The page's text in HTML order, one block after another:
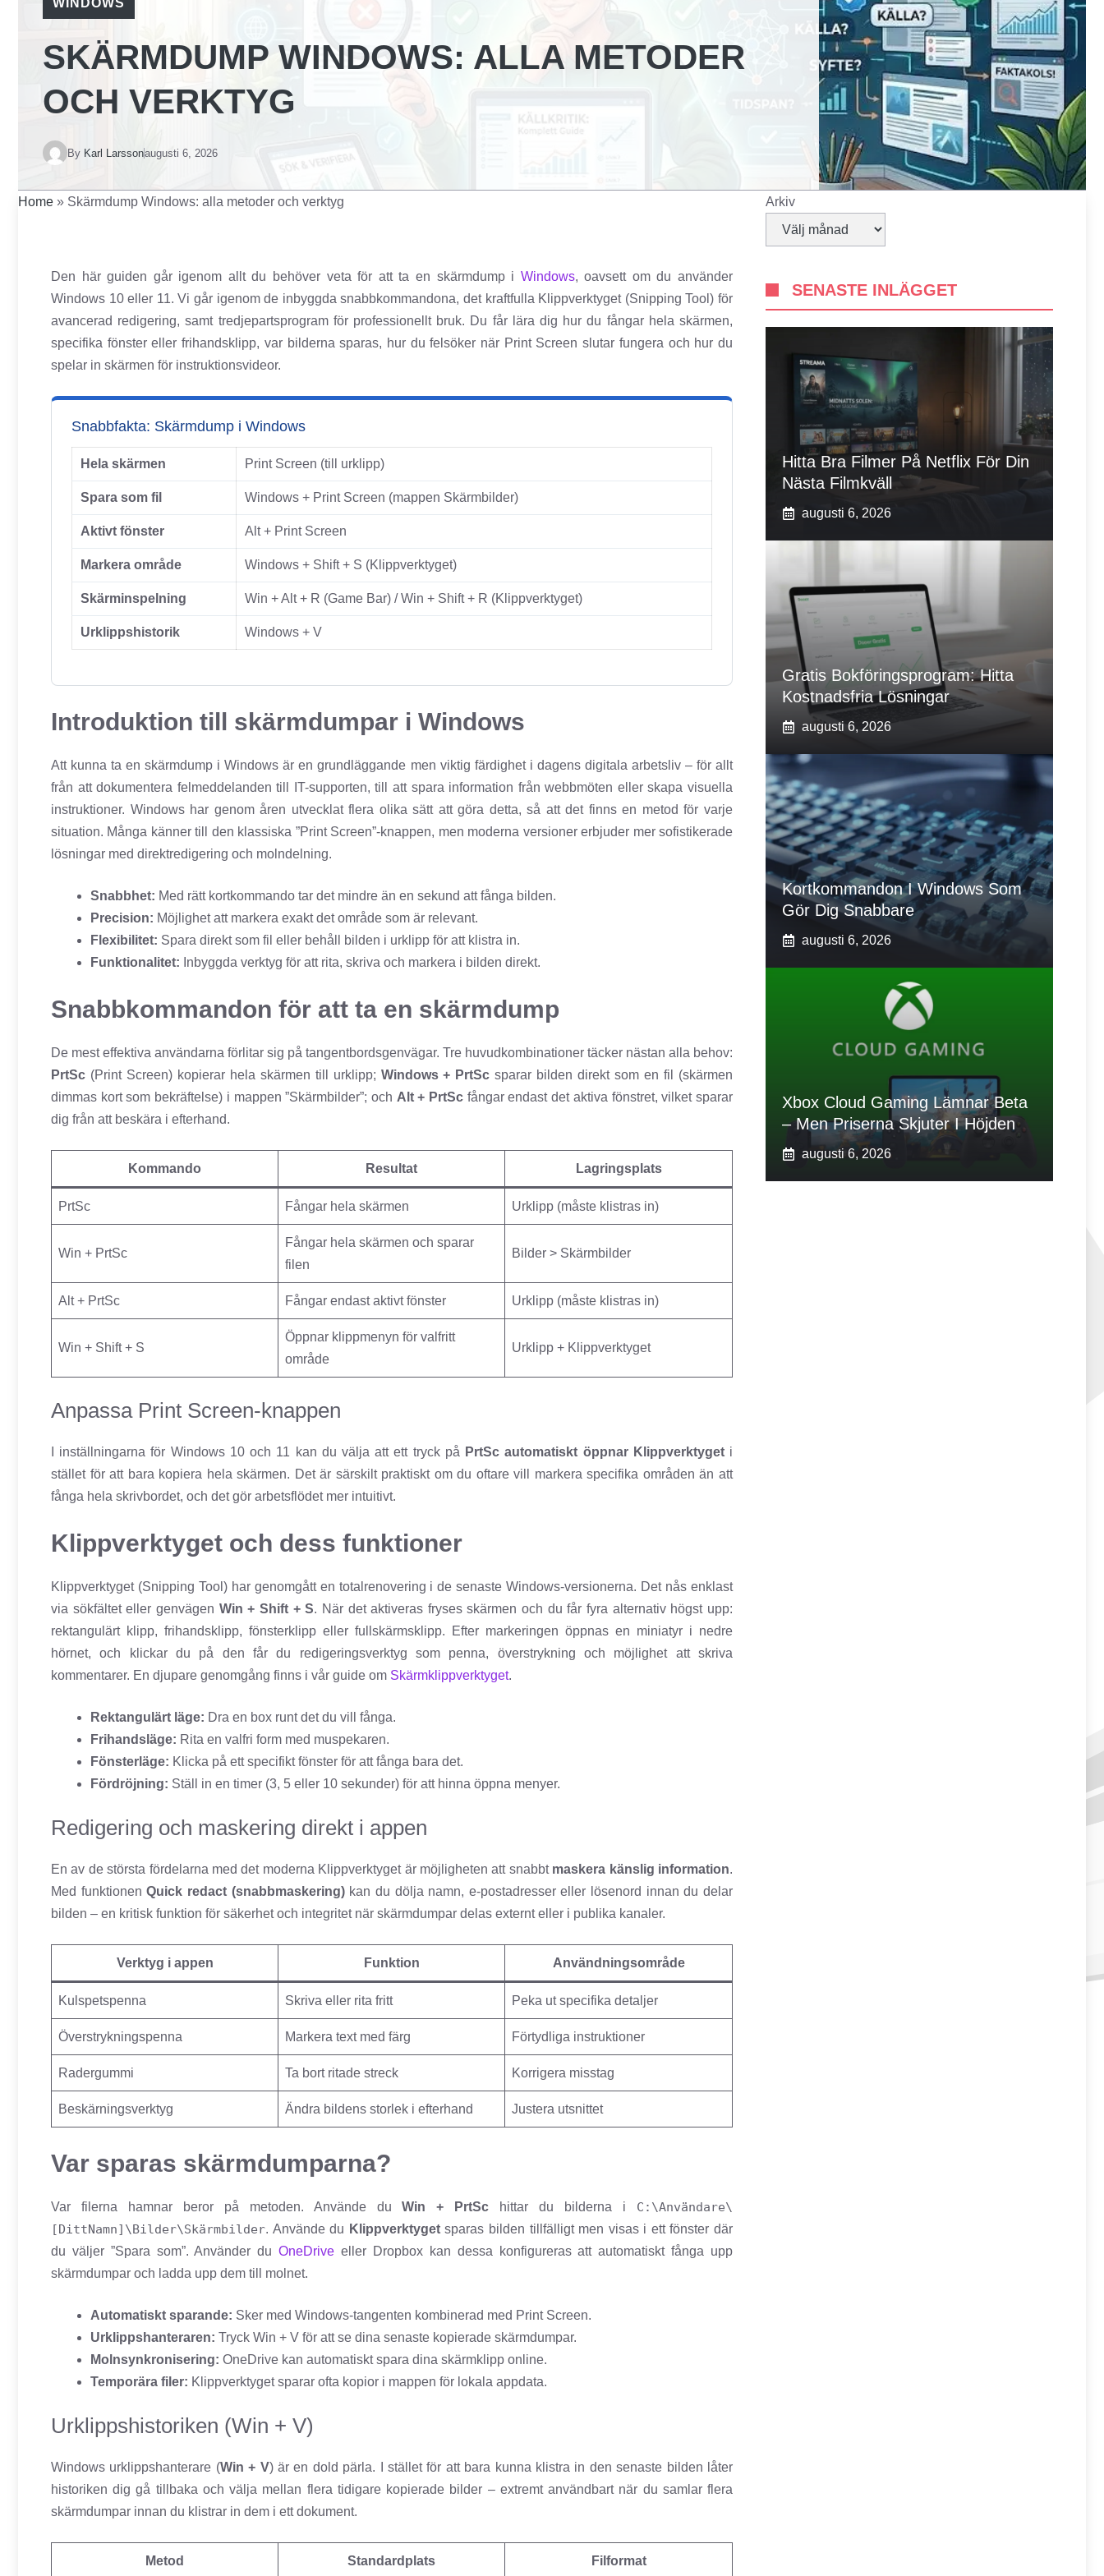
WINDOWS
SKÄRMDUMP WINDOWS: ALLA METODER
OCH VERKTYG
By Karl Larssonaugusti 6, 2026
Home » Skärmdump Windows: alla metoder och verktyg
Den här guiden går igenom allt du behöver veta för att ta en skärmdump i Windows, oavsett om du använder
Windows 10 eller 11. Vi går igenom de inbyggda snabbkommandona, det kraftfulla Klippverktyget (Snipping Tool) för
avancerad redigering, samt tredjepartsprogram för professionellt bruk. Du får lära dig hur du fångar hela skärmen,
specifika fönster eller frihandsklipp, var bilderna sparas, hur du felsöker när Print Screen slutar fungera och hur du
spelar in skärmen för instruktionsvideor.
Snabbfakta: Skärmdump i Windows
Hela skärmen Print Screen (till urklipp)
Spara som fil Windows + Print Screen (mappen Skärmbilder)
Aktivt fönster Alt + Print Screen
Markera område Windows + Shift + S (Klippverktyget)
Skärminspelning Win + Alt + R (Game Bar) / Win + Shift + R (Klippverktyget)
Urklippshistorik Windows + V
Introduktion till skärmdumpar i Windows
Att kunna ta en skärmdump i Windows är en grundläggande men viktig färdighet i dagens digitala arbetsliv – för allt
från att dokumentera felmeddelanden till IT-supporten, till att spara information från webbmöten eller skapa visuella
instruktioner. Windows har genom åren utvecklat flera olika sätt att göra detta, så att det finns en metod för varje
situation. Många känner till den klassiska ”Print Screen”-knappen, men moderna versioner erbjuder mer sofistikerade
lösningar med direktredigering och molndelning.
Snabbhet: Med rätt kortkommando tar det mindre än en sekund att fånga bilden.
Precision: Möjlighet att markera exakt det område som är relevant.
Flexibilitet: Spara direkt som fil eller behåll bilden i urklipp för att klistra in.
Funktionalitet: Inbyggda verktyg för att rita, skriva och markera i bilden direkt.
Snabbkommandon för att ta en skärmdump
De mest effektiva användarna förlitar sig på tangentbordsgenvägar. Tre huvudkombinationer täcker nästan alla behov:
PrtSc (Print Screen) kopierar hela skärmen till urklipp; Windows + PrtSc sparar bilden direkt som en fil (skärmen
dimmas kort som bekräftelse) i mappen ”Skärmbilder”; och Alt + PrtSc fångar endast det aktiva fönstret, vilket sparar
dig från att beskära i efterhand.
Kommando Resultat Lagringsplats
PrtSc Fångar hela skärmen Urklipp (måste klistras in)
Win + PrtSc
Fångar hela skärmen och sparar
filen
Bilder > Skärmbilder
Alt + PrtSc Fångar endast aktivt fönster Urklipp (måste klistras in)
Win + Shift + S
Öppnar klippmenyn för valfritt
område
Urklipp + Klippverktyget
Anpassa Print Screen-knappen
I inställningarna för Windows 10 och 11 kan du välja att ett tryck på PrtSc automatiskt öppnar Klippverktygeti
stället för att bara kopiera hela skärmen. Det är särskilt praktiskt om du oftare vill markera specifika områden än att
fånga hela skrivbordet, och det gör arbetsflödet mer intuitivt.
Klippverktyget och dess funktioner
Klippverktyget (Snipping Tool) har genomgått en totalrenovering i de senaste Windows-versionerna. Det nås enklast
via sökfältet eller genvägen Win + Shift + S. När det aktiveras fryses skärmen och du får fyra alternativ högst upp:
rektangulärt klipp, frihandsklipp, fönsterklipp eller fullskärmsklipp. Efter markeringen öppnas en miniatyr i nedre
hörnet, och klickar du på den får du redigeringsverktyg som penna, överstrykning och möjlighet att skriva
kommentarer. En djupare genomgång finns i vår guide om Skärmklippverktyget.
Rektangulärt läge: Dra en box runt det du vill fånga.
Frihandsläge: Rita en valfri form med muspekaren.
Fönsterläge: Klicka på ett specifikt fönster för att fånga bara det.
Fördröjning: Ställ in en timer (3, 5 eller 10 sekunder) för att hinna öppna menyer.
Redigering och maskering direkt i appen
En av de största fördelarna med det moderna Klippverktyget är möjligheten att snabbt maskera känslig information.
Med funktionenQuick redact (snabbmaskering)kan du dölja namn, e-postadresser eller lösenord innan du delar
bilden – en kritisk funktion för säkerhet och integritet när skärmdumpar delas externt eller i publika kanaler.
Verktyg i appen Funktion Användningsområde
Kulspetspenna Skriva eller rita fritt Peka ut specifika detaljer
Överstrykningspenna Markera text med färg Förtydliga instruktioner
Radergummi Ta bort ritade streck Korrigera misstag
Beskärningsverktyg Ändra bildens storlek i efterhand Justera utsnittet
Var sparas skärmdumparna?
Var filerna hamnar beror på metoden. Använde duWin + PrtSc hittar du bilderna i C:\Användare\
[DittNamn]\Bilder\Skärmbilder. Använde du Klippverktygetsparas bilden tillfälligt men visas i ett fönster där
du väljer ”Spara som”. Använder duOneDrive eller Dropbox kan dessa konfigureras att automatiskt fånga upp
skärmdumpar och ladda upp dem till molnet.
Automatiskt sparande: Sker med Windows-tangenten kombinerad med Print Screen.
Urklippshanteraren: Tryck Win + V för att se dina senaste kopierade skärmdumpar.
Molnsynkronisering: OneDrive kan automatiskt spara dina skärmklipp online.
Temporära filer: Klippverktyget sparar ofta kopior i mappen för lokala appdata.
Urklippshistoriken (Win + V)
Windows urklippshanterare (Win + V) är en dold pärla. I stället för att bara kunna klistra in den senaste bilden låter
historiken dig gå tillbaka och välja mellan flera tidigare kopierade bilder – extremt användbart när du samlar flera
skärmdumpar innan du klistrar in dem i ett dokument.
Metod Standardplats Filformat
Arkiv
SENASTE INLÄGGET
Hitta Bra Filmer På Netflix För Din
Nästa Filmkväll
augusti 6, 2026
Gratis Bokföringsprogram: Hitta
Kostnadsfria Lösningar
augusti 6, 2026
Kortkommandon I Windows Som
Gör Dig Snabbare
augusti 6, 2026
Xbox Cloud Gaming Lämnar Beta
– Men Priserna Skjuter I Höjden
augusti 6, 2026